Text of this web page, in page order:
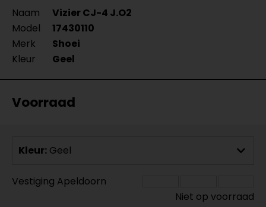
Naam
Vizier CJ-4 J.O2
Model
17430110
Merk
Shoei
Kleur
Geel
Voorraad
Kleur: Geel
Vestiging Apeldoorn
Niet op voorraad